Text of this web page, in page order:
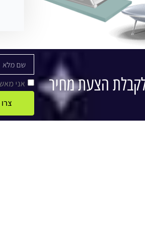
הצעת מחיר אני